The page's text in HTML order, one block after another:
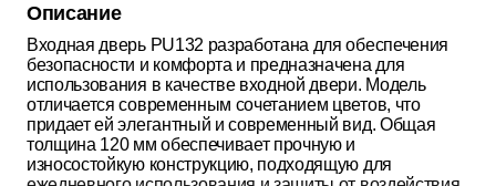
Описание
Входная дверь PU132 разработана для обеспечения
безопасности и комфорта и предназначена для
использования в качестве входной двери. Модель
отличается современным сочетанием цветов, что
придает ей элегантный и современный вид. Общая
толщина 120 мм обеспечивает прочную и
износостойкую конструкцию, подходящую для